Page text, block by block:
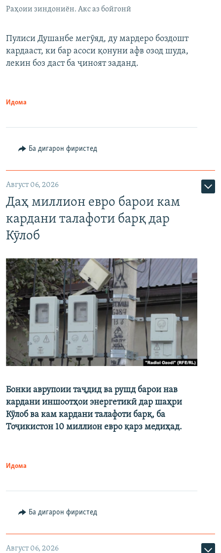
Раҳоии зиндониён. Акс аз бойгонӣ
Пулиси Душанбе мегӯяд, ду мардеро боздошт
кардааст, ки бар асоси қонуни афв озод шуда,
лекин боз даст ба ҷиноят заданд.
Идома
Ба дигарон фиристед
Август 06, 2026
Даҳ миллион евро барои кам
кардани талафоти барқ дар
Кӯлоб
Бонки аврупоии таҷдид ва рушд барои нав
кардани иншоотҳои энергетикӣ дар шаҳри
Кӯлоб ва кам кардани талафоти барқ, ба
Тоҷикистон 10 миллион евро қарз медиҳад.
Идома
Ба дигарон фиристед
Август 06, 2026